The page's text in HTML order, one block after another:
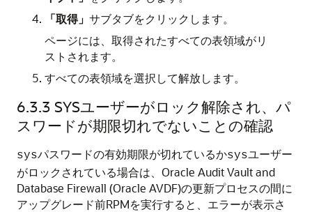
「取得」 サブタブをクリックします。
ページには、取得されたすべての表領域がリ
ストされます。
すべての表領域を選択して解放します。
6.3.3 SYSユーザーがロック解除され、パ
スワードが期限切れでないことの確認
sysパスワードの有効期限が切れているかsysユーザー
がロックされている場合は、Oracle Audit Vault and
Database Firewall (Oracle AVDF)の更新プロセスの間に
アップグレード前RPMを実行すると、エラーが表示さ